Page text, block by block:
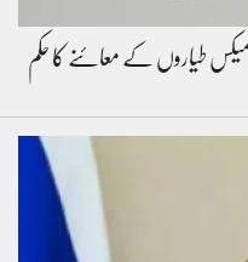
امریکی فضائی انتظامیہ نے بوئنگ 737 میکس طیاروں کے معائنے کا حکم